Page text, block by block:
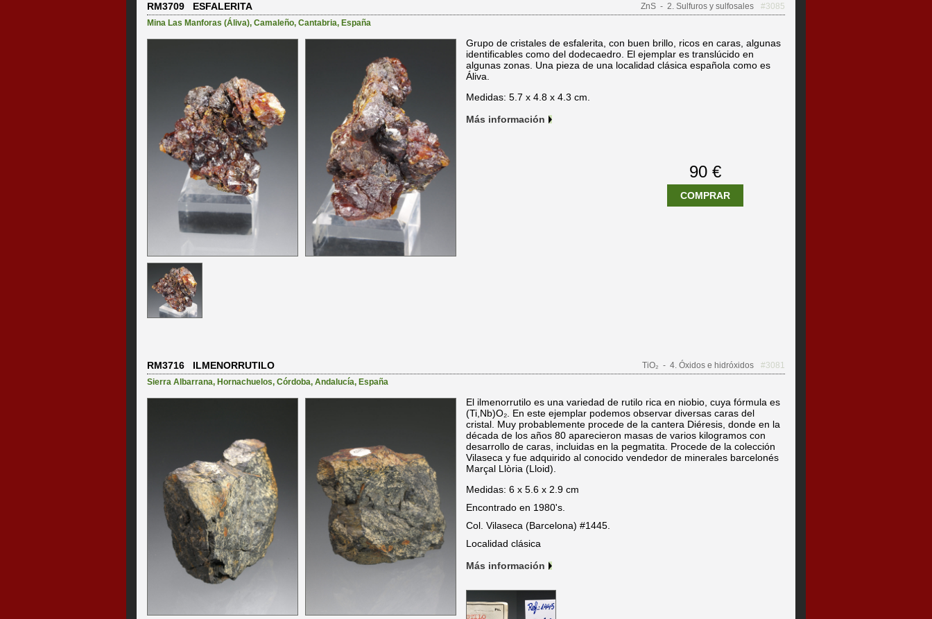
RM3709 ESFALERITA ZnS - 2. Sulfuros y sulfosales
#3085
Mina Las Manforas (Áliva), Camaleño, Cantabria, España
Grupo de cristales de esfalerita, con buen brillo, ricos en caras, algunas
identificables como del dodecaedro. El ejemplar es translúcido en
algunas zonas. Una pieza de una localidad clásica española como es
Áliva.
Medidas: 5.7 x 4.8 x 4.3 cm.
Más información
90 €
COMPRAR
RM3716 ILMENORRUTILO TiO₂ - 4. Óxidos e hidróxidos
#3081
Sierra Albarrana, Hornachuelos, Córdoba, Andalucía, España
El ilmenorrutilo es una variedad de rutilo rica en niobio, cuya fórmula es
(Ti,Nb)O₂. En este ejemplar podemos observar diversas caras del
cristal. Muy probablemente procede de la cantera Diéresis, donde en la
década de los años 80 aparecieron masas de varios kilogramos con
desarrollo de caras, incluidas en la pegmatita. Procede de la colección
Vilaseca y fue adquirido al conocido vendedor de minerales barcelonés
Marçal Llòria (Lloid).
Medidas: 6 x 5.6 x 2.9 cm
Encontrado en 1980's.
Col. Vilaseca (Barcelona) #1445.
Localidad clásica
Más información